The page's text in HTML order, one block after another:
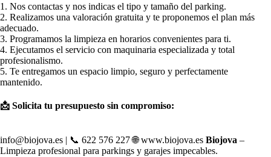
1. Nos contactas y nos indicas el tipo y tamaño del parking.
2. Realizamos una valoración gratuita y te proponemos el plan más
adecuado.
3. Programamos la limpieza en horarios convenientes para ti.
4. Ejecutamos el servicio con maquinaria especializada y total
profesionalismo.
5. Te entregamos un espacio limpio, seguro y perfectamente
mantenido.
📩 Solicita tu presupuesto sin compromiso:
info@biojova.es | 📞 622 576 227 🌐 www.biojova.es Biojova –
Limpieza profesional para parkings y garajes impecables.